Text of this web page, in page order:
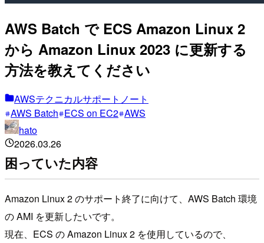
AWS Batch で ECS Amazon Linux 2
から Amazon Linux 2023 に更新する
方法を教えてください
AWSテクニカルサポートノート
AWS Batch ECS on EC2 AWS
hato
2026.03.26
困っていた内容
Amazon Linux 2 のサポート終了に向けて、AWS Batch 環境
の AMI を更新したいです。
現在、ECS の Amazon Linux 2 を使用しているので、